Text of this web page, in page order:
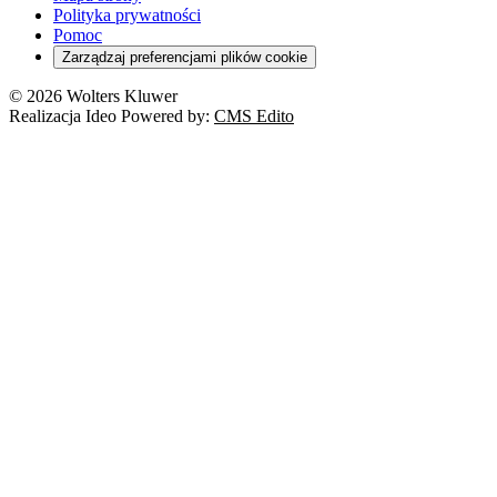
Deregulacja
Cyberbezpieczeństwo
Franczyza
Prawo autorskie
Orzeczenia
RODO
Polityka prywatności
Pomoc
Zarządzaj preferencjami plików cookie
© 2026 Wolters Kluwer
Realizacja Ideo Powered by: CMS Edito